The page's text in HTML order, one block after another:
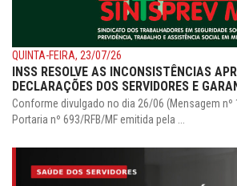
QUINTA-FEIRA, 23/07/26
INSS RESOLVE AS INCONSISTÊNCIAS
DECLARAÇÕES DOS SERVIDORES E
Conforme divulgado no dia 26/06 (Mensagem nº
Portaria nº 693/RFB/MF emitida pela ...